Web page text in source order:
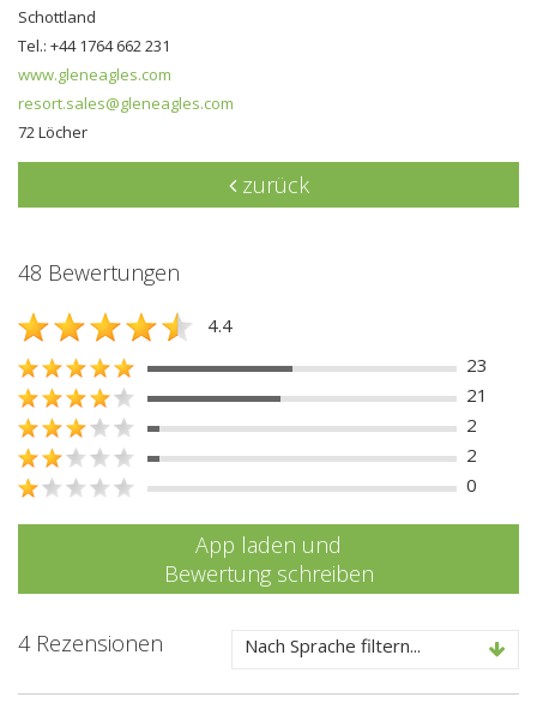
Schottland
Tel.: +44 1764 662 231
www.gleneagles.com
resort.sales@gleneagles.com
72 Löcher
zurück
48 Bewertungen
4.4
23
21
2
2
0
App laden und
Bewertung schreiben
4 Rezensionen Nach Sprache filtern...